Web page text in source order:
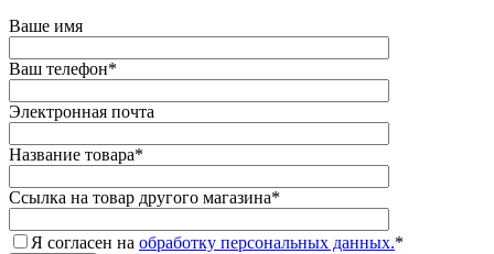
Ваше имя
Ваш телефон*
Электронная почта
Название товара*
Ссылка на товар другого магазина*
Я согласен на обработку персональных данных.*